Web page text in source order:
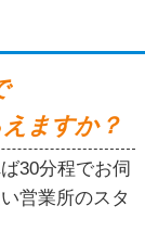
ますか？
30分程でお伺
営業所のスタ